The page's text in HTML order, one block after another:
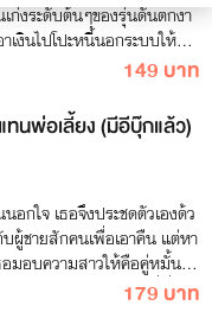
ก่งระดับต้นๆของรุ่นดันตกงา
เงินไปโปะหนี้นอกระบบให้พ่อ
ตัวเหลือติดบัญชี178บาท สำ
149 บาท
ทนพ่อเลี้ยง (มีอีบุ๊กแล้ว)
อกใจ เธอจึงประชดตัวเองด้ว
ผู้ชายสักคนเพื่อเอาคืน แต่หา
อมอบความสาวให้คือคู่หมั้นพี่
องแต่งงานกับเขาแทนที่พี่สาว
179 บาท